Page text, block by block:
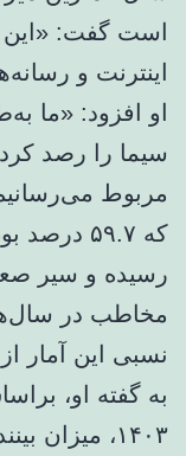
است گفت: «این
اینترنت و
او افزود: «ما
سیما را رصد
رسیده و سیر
نسبی این آمار از سال
به‌ گفته او،